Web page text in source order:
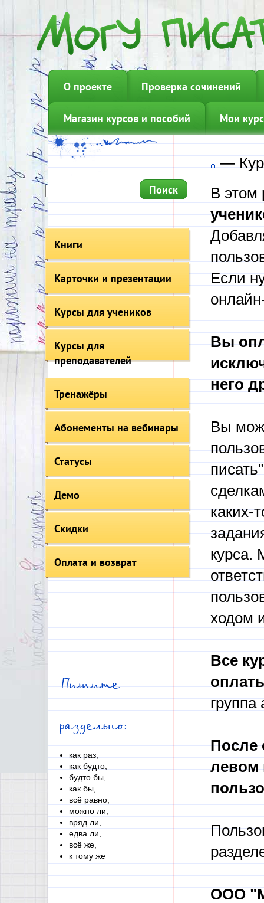
О проекте Проверка сочинений
Магазин курсов и пособий Мои
Книги
Карточки и презентации
Курсы для учеников
Курсы для
преподавателей
Тренажёры
Абонементы на вебинары
Статусы
Демо
Скидки
Оплата и возврат
Пишите
раздельно:
как раз,
как будто,
будто бы,
как бы,
всё равно,
можно ли,
вряд ли,
едва ли,
всё же,
к тому же
—
В этом
Если
Вы
него
Вы
каких-
курса.
ходом
Все
группа
После
левом
ООО